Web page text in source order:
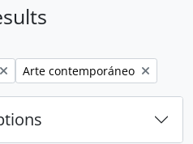
Remove filter:
Arte contemporáneo